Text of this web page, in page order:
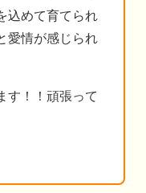
込めて育てられ
愛情が感じられ
す！！頑張って